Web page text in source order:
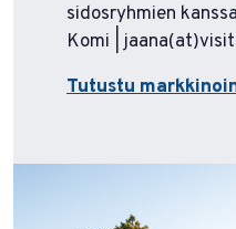
sidosryhmien
Komi |
Tutustu